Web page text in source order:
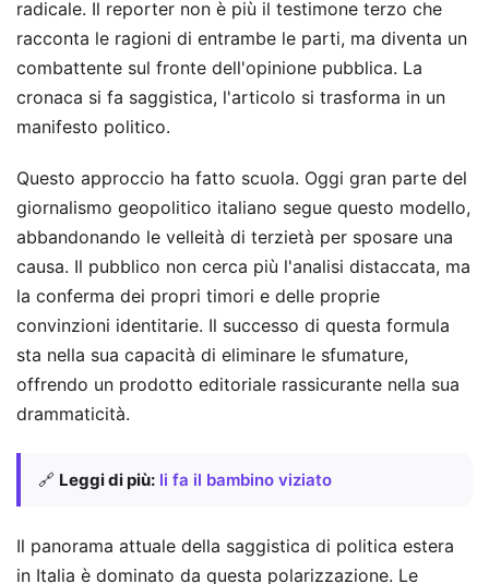
radicale. Il reporter non è più il testimone terzo che
racconta le ragioni di entrambe le parti, ma diventa un
combattente sul fronte dell'opinione pubblica. La
cronaca si fa saggistica, l'articolo si trasforma in un
manifesto politico.
Questo approccio ha fatto scuola. Oggi gran parte del
giornalismo geopolitico italiano segue questo modello,
abbandonando le velleità di terzietà per sposare una
causa. Il pubblico non cerca più l'analisi distaccata, ma
la conferma dei propri timori e delle proprie
convinzioni identitarie. Il successo di questa formula
sta nella sua capacità di eliminare le sfumature,
offrendo un prodotto editoriale rassicurante nella sua
drammaticità.
🔗 Leggi di più: li fa il bambino viziato
Il panorama attuale della saggistica di politica estera
in Italia è dominato da questa polarizzazione. Le